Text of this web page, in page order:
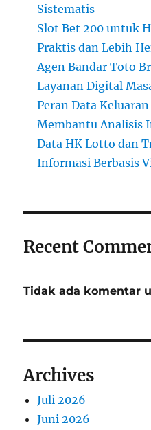
Sistematis
Slot Bet 200 untuk
Praktis dan Lebih
Agen Bandar Toto
Layanan Digital
Peran Data
Membantu Analisis
Data HK Lotto dan
Informasi Berbasis
Recent
Tidak ada komentar
Archives
Juli 2026
Juni 2026